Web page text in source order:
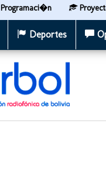
Programaci�n
Deportes